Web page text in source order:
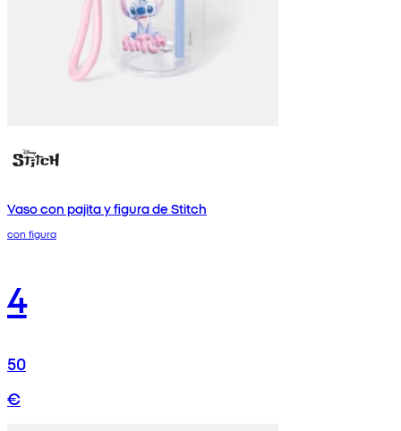
Vaso con pajita y figura de Stitch
con figura
4
50
€